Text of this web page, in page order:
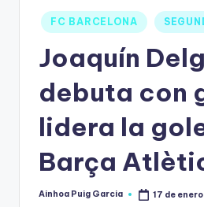
FC BARCELONA
Joaquín
debuta con
lidera la
Barça
Ainhoa Puig Garcia 17 de